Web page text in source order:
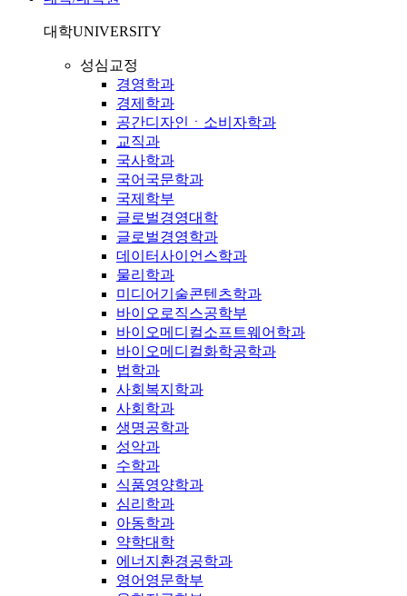
대학UNIVERSITY
성심교정
경영학과
경제학과
공간디자인ㆍ소비자학과
교직과
국사학과
국어국문학과
국제학부
글로벌경영대학
글로벌경영학과
데이터사이언스학과
물리학과
미디어기술콘텐츠학과
바이오로직스공학부
바이오메디컬소프트웨어학과
바이오메디컬화학공학과
법학과
사회복지학과
사회학과
생명공학과
성악과
수학과
식품영양학과
심리학과
아동학과
약학대학
에너지환경공학과
영어영문학부